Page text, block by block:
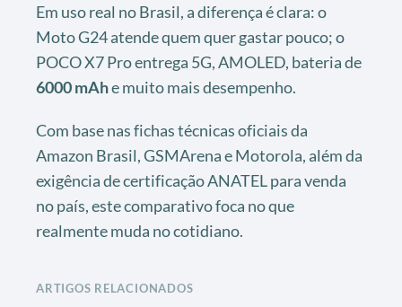
Em uso real no Brasil, a diferença é clara: o
Moto G24 atende quem quer gastar pouco; o
POCO X7 Pro entrega 5G, AMOLED, bateria de
6000 mAhe muito mais desempenho.
Com base nas fichas técnicas oficiais da
Amazon Brasil, GSMArena e Motorola, além da
exigência de certificação ANATEL para venda
no país, este comparativo foca no que
realmente muda no cotidiano.
ARTIGOS RELACIONADOS